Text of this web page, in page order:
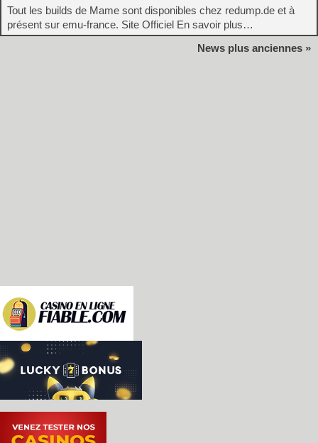
Tout les builds de Mame sont disponibles chez redump.de et à
présent sur emu-france. Site Officiel En savoir plus…
News plus anciennes »